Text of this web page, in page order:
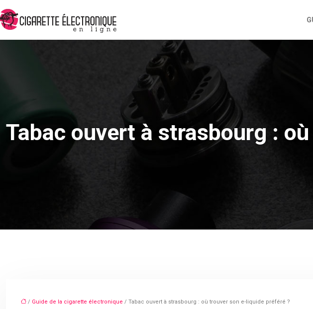
Tabac ouvert à strasbourg :
/ Guide de la cigarette électronique / Tabac ouvert à strasbourg : où trouver son e-liquide préféré ?